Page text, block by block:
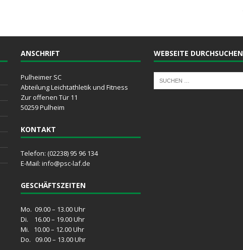
ANSCHRIFT
Pulheimer SC
Abteilung Leichtathletik und Fitness
Zur offenen Tür 11
50259 Pulheim
KONTAKT
Telefon: (02238) 95 96 134
E-Mail: info@psc-laf.de
GESCHÄFTSZEITEN
Mo. 09.00 – 13.00 Uhr
Di. 16.00 – 19.00 Uhr
Mi. 10.00 – 12.00 Uhr
Do. 09.00 – 13.00 Uhr
WEBSEITE DURCHSUCHEN